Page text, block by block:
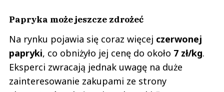
Papryka może jeszcze zdrożeć
Na rynku pojawia się coraz więcej czerwonej
papryki, co obniżyło jej cenę do około 7 zł/kg.
Eksperci zwracają jednak uwagę na duże
zainteresowanie zakupami ze strony